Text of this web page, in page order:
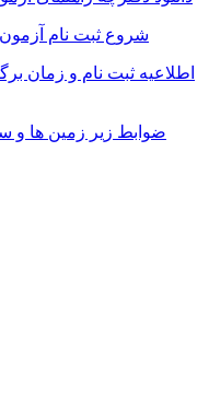
شروع ثبت نام آزمون
اطلاعیه ثبت نام و زمان
ضوابط زیر زمین ها و